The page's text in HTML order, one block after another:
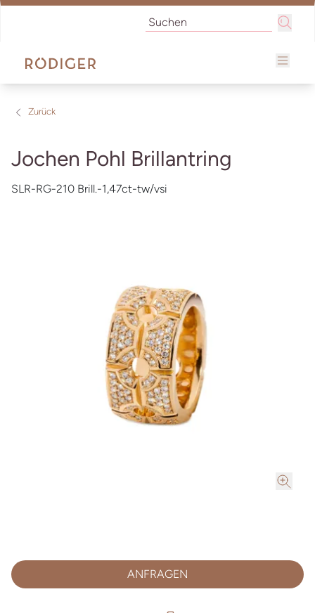
Zurück
Jochen Pohl Brillantring
SLR-RG-210 Brill.-1,47ct-tw/vsi
ANFRAGEN